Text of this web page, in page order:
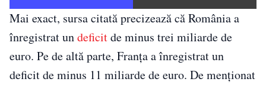
Mai exact, sursa citată precizează că România a
înregistrat undeficitde minus trei miliarde de
euro. Pe de altă parte, Franța a înregistrat un
deficit de minus 11 miliarde de euro. De menționat